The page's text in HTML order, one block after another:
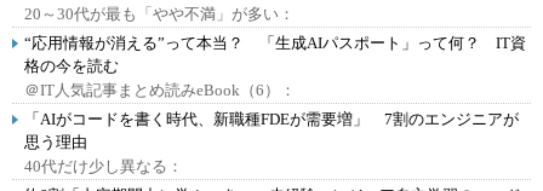
20～30代が最も「やや不満」が多い：
“応用情報が消える”って本当？ 「生成AIパスポート」って何？ IT資
格の今を読む
＠IT人気記事まとめ読みeBook（6）：
「AIがコードを書く時代、新職種FDEが需要増」 7割のエンジニアが
思う理由
40代だけ少し異なる：